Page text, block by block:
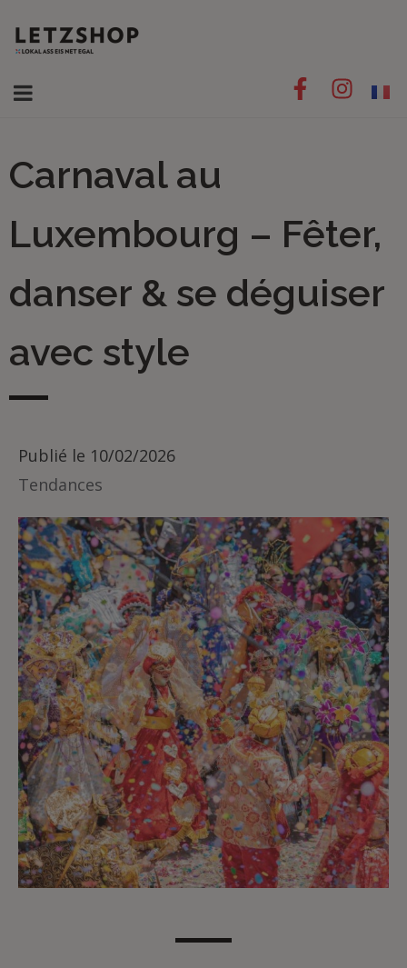
Carnaval au
Luxembourg – Fêter,
danser & se déguiser
avec style
Publié le 10/02/2026
Tendances